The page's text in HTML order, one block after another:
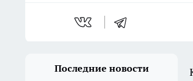
Последние новости